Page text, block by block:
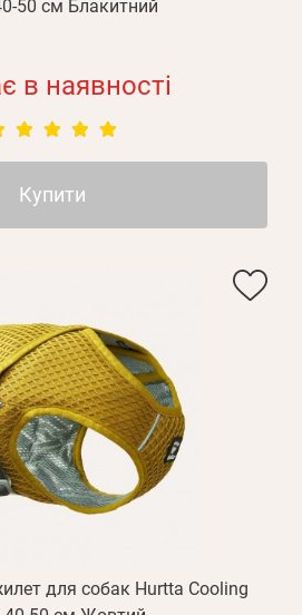
50 см Блакитний
в наявності
Купити
для собак Hurtta Cooling